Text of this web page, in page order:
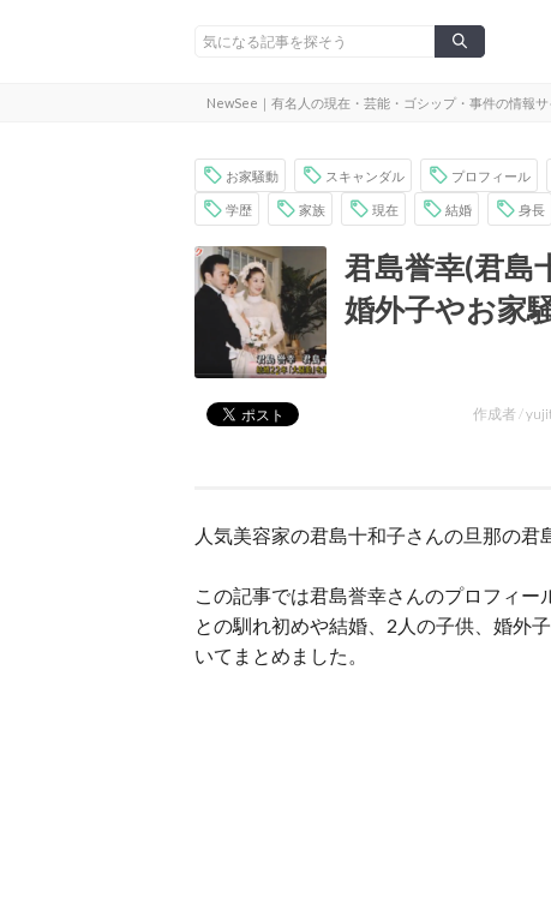
NewSee｜有名人の現在・芸能・ゴシップ・事件の情報サ
お家騒動 スキャンダル プロフィール
学歴 家族 現在 結婚 身長
君島誉幸(君島
婚外子やお家
作成者 /
人気美容家の君島十和子さんの旦那の君
この記事では君島誉幸さんのプロフィ
との馴れ初めや結婚、2人の子供、婚外
いてまとめました。